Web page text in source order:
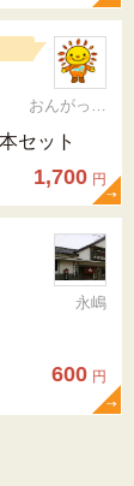
おんがっぴー
セット
1,700 円
永嶋
600 円